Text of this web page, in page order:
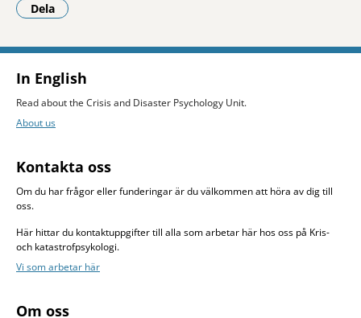
Dela
- Klicka för att öppna delningsalternativ.
In English
Read about the Crisis and Disaster Psychology Unit.
About us
Kontakta oss
Om du har frågor eller funderingar är du välkommen att höra av dig till
oss.
Här hittar du kontaktuppgifter till alla som arbetar här hos oss på Kris-
och katastrofpsykologi.
Vi som arbetar här
Om oss